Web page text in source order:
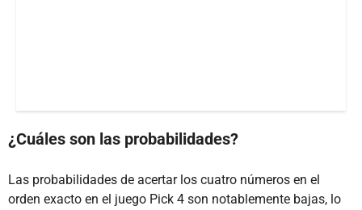
¿Cuáles son las probabilidades?
Las probabilidades de acertar los cuatro números en el
orden exacto en el juego Pick 4 son notablemente bajas, lo